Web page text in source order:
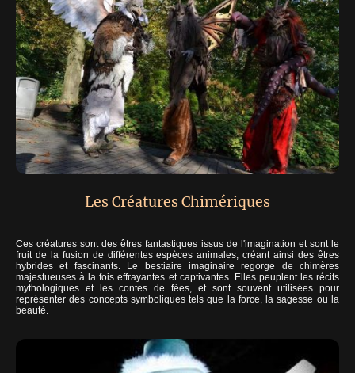
Les Créatures Chimériques
Ces créatures sont des êtres fantastiques issus de l'imagination et sont le
fruit de la fusion de différentes espèces animales, créant ainsi des êtres
hybrides et fascinants. Le bestiaire imaginaire regorge de chimères
majestueuses à la fois effrayantes et captivantes. Elles peuplent les récits
mythologiques et les contes de fées, et sont souvent utilisées pour
représenter des concepts symboliques tels que la force, la sagesse ou la
beauté.